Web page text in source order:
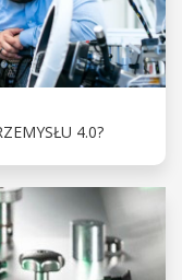
4.0?